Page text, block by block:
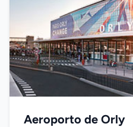
Aeroporto de Orly